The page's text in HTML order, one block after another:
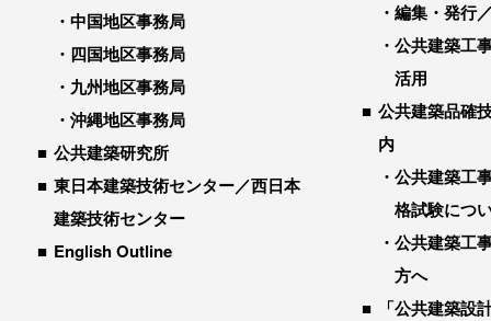
中国地区事務局
四国地区事務局
九州地区事務局
沖縄地区事務局
公共建築研究所
東日本建築技術センター／西日本
建築技術センター
English Outline
編集・発行
公共建築工
活用
公共建築品確
内
公共建築工
格試験につ
公共建築工
方へ
「公共建築設